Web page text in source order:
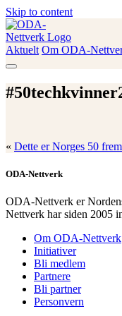
Skip to content
Aktuelt Om ODA-
« Dette er Norges 50
ODA-Nettverk
ODA-Nettverk er
Nettverk har siden 2005
Om ODA-Nettverk
Initiativer
Bli medlem
Partnere
Bli partner
Personvern